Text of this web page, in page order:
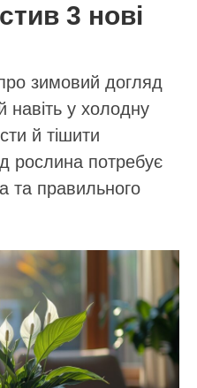
3 нові
зимовий догляд
навіть у холодну
й тішити
рослина потребує
та правильного